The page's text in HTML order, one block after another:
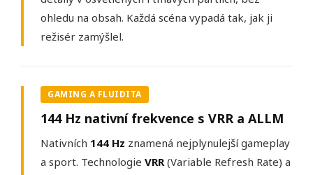
ohledu na obsah. Každá scéna vypadá tak, jak ji
režisér zamýšlel.
GAMING A FLUIDITA
144 Hz nativní frekvence s VRR a ALLM
Nativních 144 Hz znamená nejplynulejší gameplay
a sport. Technologie VRR(Variable Refresh Rate) a